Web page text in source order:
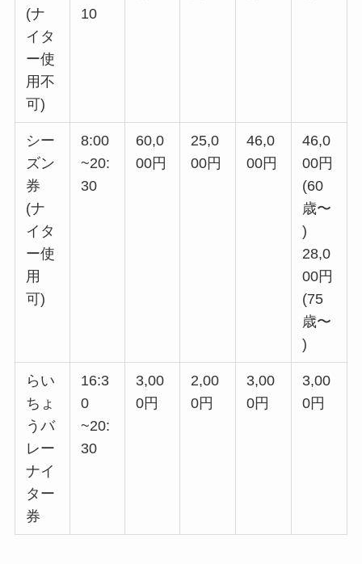
(ナ
イタ
ー使
用不
可)
10
シー
ズン
券
(ナ
イタ
ー使
用
可)
8:00
~20:
30
60,0
00円
25,0
00円
46,0
00円
46,0
00円
(60
歳〜
)
28,0
00円
(75
歳〜
)
らい
ちょ
うバ
レー
ナイ
ター
券
16:3
0
~20:
30
3,00
0円
2,00
0円
3,00
0円
3,00
0円